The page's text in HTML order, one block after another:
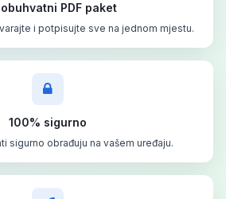
PDF paket
i potpisujte sve na jednom mjestu.
100% sigurno
sigurno obrađuju na vašem uređaju.